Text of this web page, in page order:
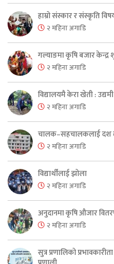
हाम्रो संस्कार र संस्कृति
२ महिना अगाडि
गल्याङमा कृषि बजार केन्द्र
२ महिना अगाडि
विद्यालयमै केरा खेती : उद्यमी
२ महिना अगाडि
चालक–सहचालकलाई दश
२ महिना अगाडि
विद्यार्थीलाई झोला
२ महिना अगाडि
अनुदानमा कृषि औजार
२ महिना अगाडि
सुत्र प्रणालिको